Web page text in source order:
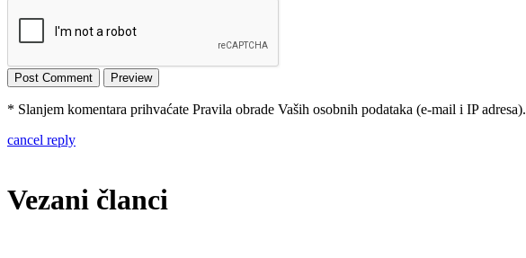
* Slanjem komentara prihvaćate Pravila obrade Vaših osobnih podataka (e-mail i IP adresa).
cancel reply
Vezani članci